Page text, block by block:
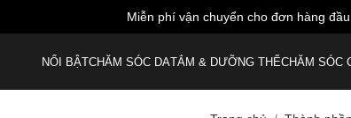
Miễn phí vận chuyển cho đơn hàng
NỔI BẬTCHĂM SÓC DATẮM & DƯỠNG THỂCHĂM SÓC